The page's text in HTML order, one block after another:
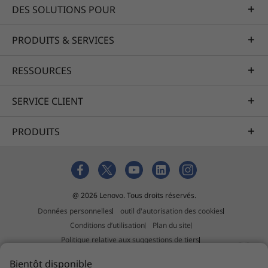
Présentation de l’offre
Business Edition de
Motorola
Ouverture f/2.2
PDAF
Téléobjectif 10 MP
Ouverture f/2.0
PDAF
Appareil photo 4
DES SOLUTIONS POUR
PRODUITS & SERVICES
RESSOURCES
SERVICE CLIENT
PRODUITS
@ 2026 Lenovo. Tous droits réservés.
Données personnelles
outil d'autorisation des cookies
Conditions d’utilisation
Plan du site
Politique relative aux suggestions de tiers
Bientôt disponible